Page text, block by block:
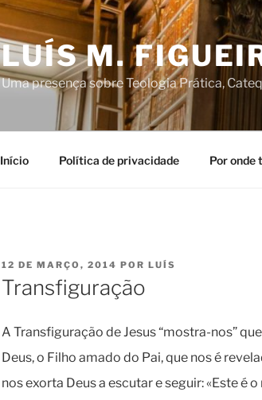
LUÍS M.
Uma presença sobre Teologia Prática,
Início Política de privacidade Por onde
PUBLICADO
EM
12 DE MARÇO, 2014 POR LUÍS
Transfiguração
A Transfiguração de Jesus “mostra-nos”
Deus, o Filho amado do Pai, que nos é
nos exorta Deus a escutar e seguir:«Este é